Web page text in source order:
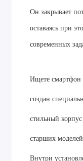
Он закрывает
оставаясь при
современных
Ищете смартфон
создан
стильный
старших
Внутри